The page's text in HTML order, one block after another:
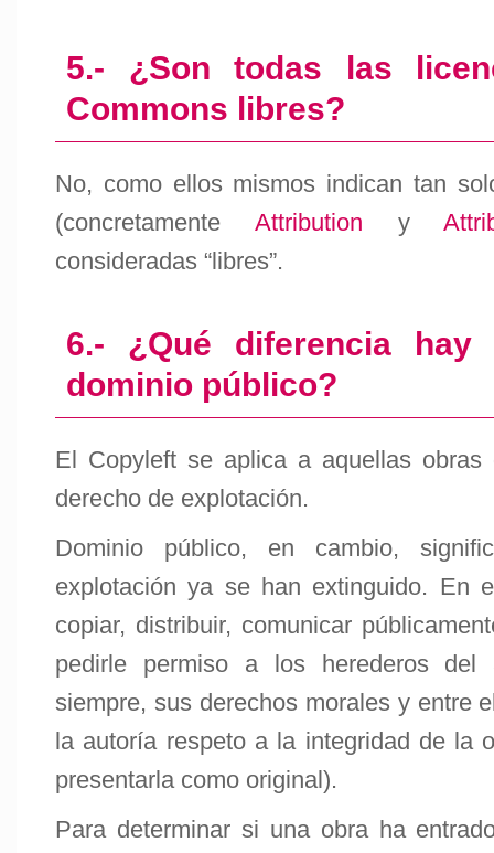
5.- ¿Son todas las
Commons libres?
No, como ellos mismos indican tan
(concretamente Attribution y
consideradas “libres”.
6.- ¿Qué diferencia
dominio público?
El Copyleft se aplica a aquellas
derecho de explotación.
Dominio público, en cambio,
explotación ya se han extinguido. En
copiar, distribuir, comunicar
pedirle permiso a los herederos del
siempre, sus derechos morales y entre
la autoría respeto a la integridad de la
presentarla como original).
Para determinar si una obra ha